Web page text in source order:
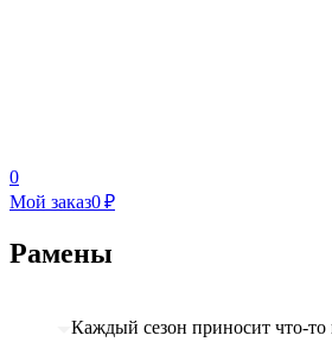
0
Мой заказ0 ₽
Рамены
Каждый сезон приносит что-то